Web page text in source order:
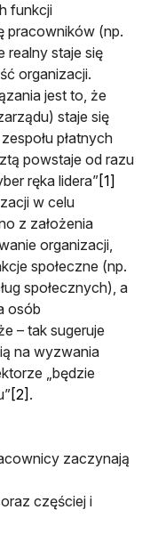
funkcji
pracowników (np.
realny staje się
organizacji.
jest to, że
staje się
płatnych
powstaje od razu
ręka lidera”[1]
w celu
z założenia
organizacji,
społeczne (np.
społecznych), a
osób
– tak sugeruje
na wyzwania
„będzie
[2] .
zaczynają
częściej i